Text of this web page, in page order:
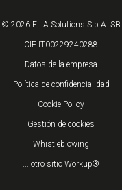
© 2026 FILA Solutions S.p.A. SB
CIF IT00229240288
Datos de la empresa
Política de confidencialidad
Cookie Policy
Gestión de cookies
Whistleblowing
... otro sitio Workup®